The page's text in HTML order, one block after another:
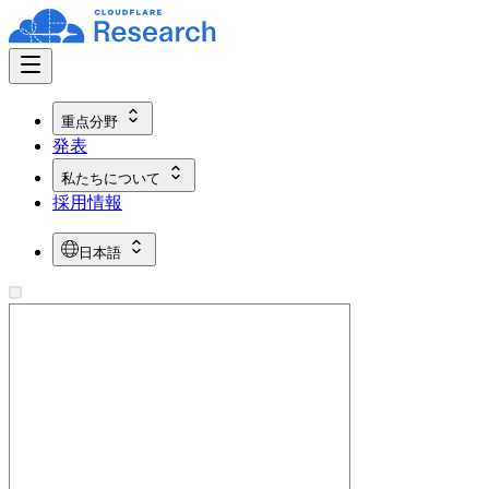
重点分野
発表
私たちについて
採用情報
日本語